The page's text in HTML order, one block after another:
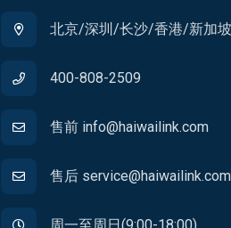
北京/深圳/长沙/香港/新加坡
400-808-2509
售前 info@haiwailink.com
售后 service@haiwailink.com